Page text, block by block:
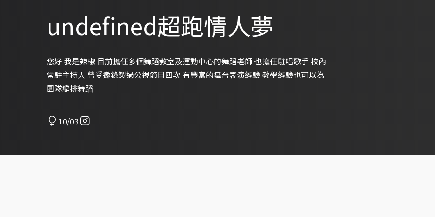
undefined超跑情人夢
您好 我是辣椒 目前擔任多個舞蹈教室及運動中心的舞蹈老師 也擔任駐唱歌手 校內
常駐主持人 曾受邀錄製過公視節目四次 有豐富的舞台表演經驗 教學經驗也可以為
團隊編排舞蹈
10/03